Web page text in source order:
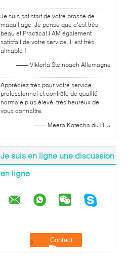
Je suis satisfait de votre brosse de
maquillage. Je pense que c'est très
beau et Practical.I AM également
satisfait de votre service. Il est très
aimable !
—— Viktoria Steinbach Allemagne
Appréciez très pour votre service
professionnel et contrôle de qualité
normale plus élevé, très heureux de
vous connaître.
—— Meera Kotecha du R-U
Je suis en ligne une discussion
en ligne